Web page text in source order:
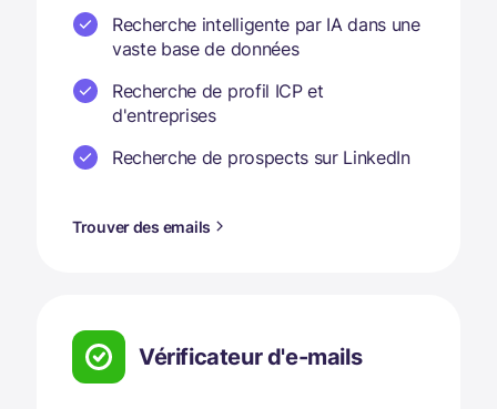
Recherche intelligente par IA dans une
vaste base de données
Recherche de profil ICP et
d'entreprises
Recherche de prospects sur LinkedIn
Trouver des emails
Vérificateur d'e-mails